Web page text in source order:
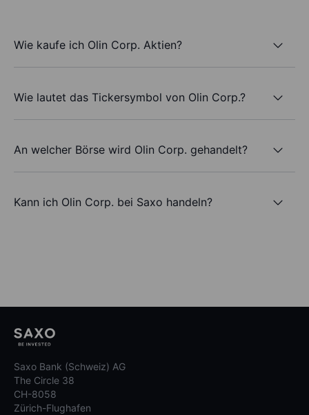
Wie kaufe ich Olin Corp. Aktien?
Wie lautet das Tickersymbol von Olin Corp.?
An welcher Börse wird Olin Corp. gehandelt?
Kann ich Olin Corp. bei Saxo handeln?
Saxo Bank (Schweiz) AG
The Circle 38
CH-8058
Zürich-Flughafen